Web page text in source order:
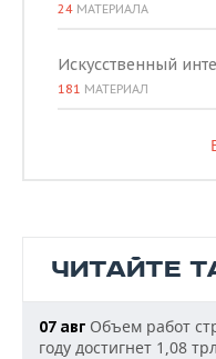
24 МАТЕРИАЛА
Искусственный
181 МАТЕРИАЛ
ЧИТАЙТЕ
07 авг Объем работ
году достигнет 1,08